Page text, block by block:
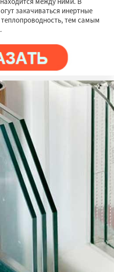
закачиваться инертные
тем самым